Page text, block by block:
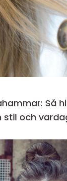
Så
stil och